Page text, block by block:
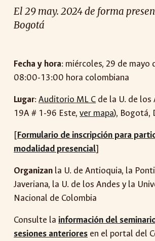
El29 may. 2024 de forma
Bogotá
Fecha y hora: miércoles, 29 de mayo
08:00-13:00 hora colombiana
Lugar:Auditorio ML C de la U. de los
19A # 1-96 Este,ver mapa), Bogotá,
[Formulario de inscripción para
modalidad presencial]
Organizan la U. de Antioquia, la
Javeriana, la U. de los Andes y la
Nacional de Colombia
Consulte lainformación del
sesiones anteriores en el portal del